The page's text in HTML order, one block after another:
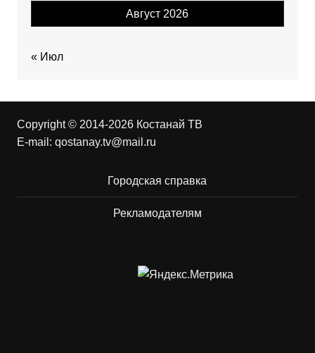
Август 2026
« Июл
Copyright © 2014-2026 Костанай ТВ
E-mail: qostanay.tv@mail.ru
Городская справка
Рекламодателям